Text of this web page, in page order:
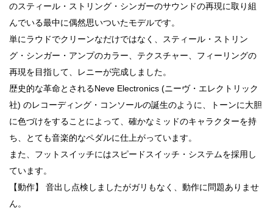
のスティール・ストリング・シンガーのサウンドの再現に取り組
んでいる最中に偶然思いついたモデルです。
単にラウドでクリーンなだけではなく、スティール・ストリン
グ・シンガー・アンプのカラー、テクスチャー、フィーリングの
再現を目指して、レニーが完成しました。
歴史的な革命とされるNeve Electronics (ニーヴ・エレクトリック
社) のレコーディング・コンソールの誕生のように、トーンに大胆
に色づけをすることによって、確かなミッドのキャラクターを持
ち、とても音楽的なペダルに仕上がっています。
また、フットスイッチにはスピードスイッチ・システムを採用し
ています。
【動作】 音出し点検しましたがガリもなく、動作に問題ありませ
ん。